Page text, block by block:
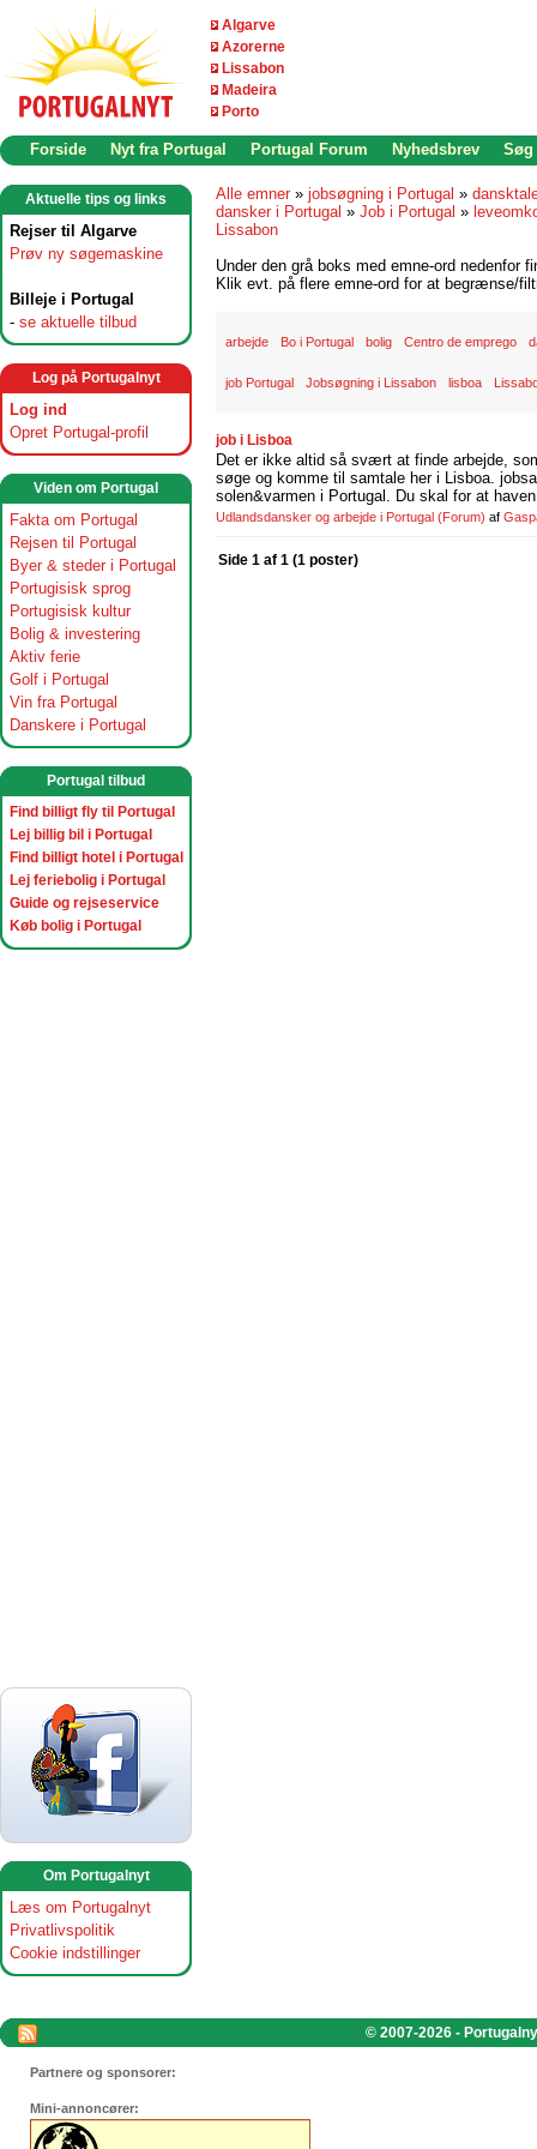
Algarve
Azorerne
Lissabon
Madeira
Porto
Forside Nyt fra Portugal Portugal Forum Nyhedsbrev Søg
Aktuelle tips og links
Rejser til Algarve
Prøv ny søgemaskine
Billeje i Portugal
- se aktuelle tilbud
Log på Portugalnyt
Log ind
Opret Portugal-profil
Viden om Portugal
Fakta om Portugal
Rejsen til Portugal
Byer & steder i Portugal
Portugisisk sprog
Portugisisk kultur
Bolig & investering
Aktiv ferie
Golf i Portugal
Vin fra Portugal
Danskere i Portugal
Portugal tilbud
Find billigt fly til Portugal
Lej billig bil i Portugal
Find billigt hotel i Portugal
Lej feriebolig i Portugal
Guide og rejseservice
Køb bolig i Portugal
Om Portugalnyt
Læs om Portugalnyt
Privatlivspolitik
Cookie indstillinger
Alle emner » jobsøgning i Portugal »
dansker i Portugal » Job i Portugal »
Lissabon
Under den grå boks med emne-ord nedenfor
Klik evt. på flere emne-ord for at begrænse/
arbejde Bo i Portugal bolig Centro de emprego
job Portugal Jobsøgning i Lissabon lisboa
job i Lisboa
Det er ikke altid så svært at finde arbejde,
søge og komme til samtale her i Lisboa.
solen&varmen i Portugal. Du skal for at
Udlandsdansker og arbejde i Portugal (Forum) af
Side 1 af 1 (1 poster)
© 2007-2026 -
Partnere og sponsorer:
Mini-annoncører: